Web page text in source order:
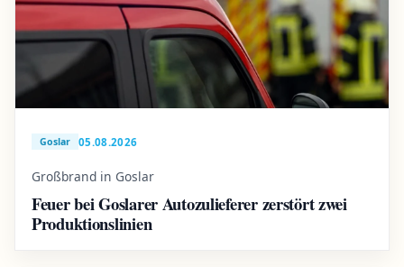
Goslar 05.08.2026
Großbrand in Goslar
Feuer bei Goslarer Autozulieferer zerstört zwei
Produktionslinien